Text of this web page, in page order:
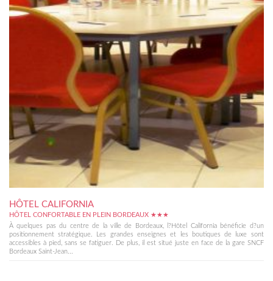
HÔTEL CALIFORNIA
HÔTEL CONFORTABLE EN PLEIN BORDEAUX ★★★
À quelques pas du centre de la ville de Bordeaux, l?Hôtel California bénéficie d?un
positionnement stratégique. Les grandes enseignes et les boutiques de luxe sont
accessibles à pied, sans se fatiguer. De plus, il est situé juste en face de la gare SNCF
Bordeaux Saint-Jean...